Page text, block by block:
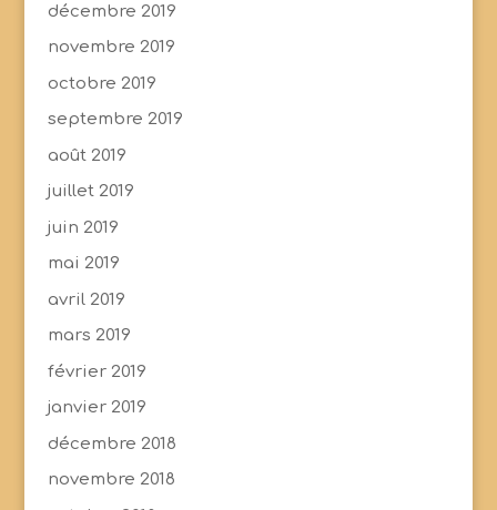
décembre 2019
novembre 2019
octobre 2019
septembre 2019
août 2019
juillet 2019
juin 2019
mai 2019
avril 2019
mars 2019
février 2019
janvier 2019
décembre 2018
novembre 2018